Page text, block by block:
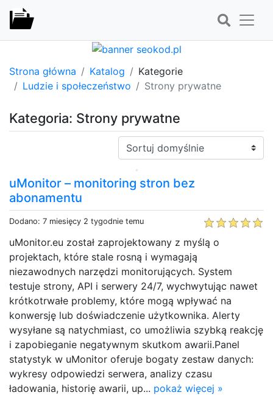
Strona główna Katalog
Kategorie
Ludzie i społeczeństwo
Strony prywatne
Kategoria: Strony prywatne
Sortuj:
uMonitor – monitoring stron bez
abonamentu
Dodano: 7 miesięcy 2 tygodnie temu
uMonitor.eu został zaprojektowany z myślą o
projektach, które stale rosną i wymagają
niezawodnych narzędzi monitorujących. System
testuje strony, API i serwery 24/7, wychwytując nawet
krótkotrwałe problemy, które mogą wpływać na
konwersję lub doświadczenie użytkownika. Alerty
wysyłane są natychmiast, co umożliwia szybką reakcję
i zapobieganie negatywnym skutkom awarii.Panel
statystyk w uMonitor oferuje bogaty zestaw danych:
wykresy odpowiedzi serwera, analizy czasu
ładowania, historię awarii, up... pokaż więcej »